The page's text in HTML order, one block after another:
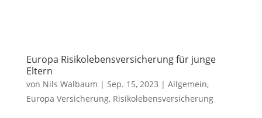
Europa Risikolebensversicherung für junge
Eltern
von Nils Walbaum | Sep. 15, 2023 | Allgemein,
Europa Versicherung, Risikolebensversicherung